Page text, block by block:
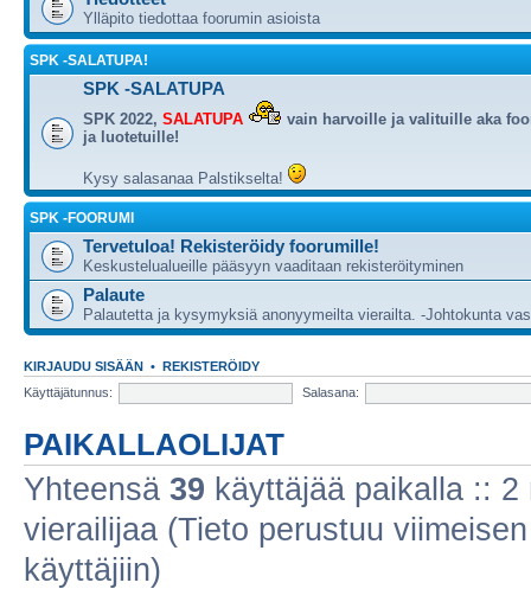
Ylläpito tiedottaa foorumin asioista
SPK -SALATUPA!
SPK -SALATUPA
SPK 2022, SALATUPA
vain harvoille ja valituille aka
ja luotetuille!
Kysy salasanaa Palstikselta!
SPK -FOORUMI
Tervetuloa! Rekisteröidy foorumille!
Keskustelualueille pääsyyn vaaditaan rekisteröityminen
Palaute
Palautetta ja kysymyksiä anonyymeilta vierailta. -Johtokunta
KIRJAUDU SISÄÄN • REKISTERÖIDY
Käyttäjätunnus:
Salasana:
PAIKALLAOLIJAT
Yhteensä 39 käyttäjää paikalla ::
vierailijaa (Tieto perustuu
käyttäjiin)